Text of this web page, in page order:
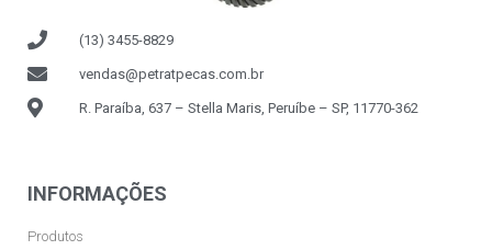
(13) 3455-8829
vendas@petratpecas.com.br
R. Paraíba, 637 – Stella Maris, Peruíbe – SP, 11770-362
INFORMAÇÕES
Produtos